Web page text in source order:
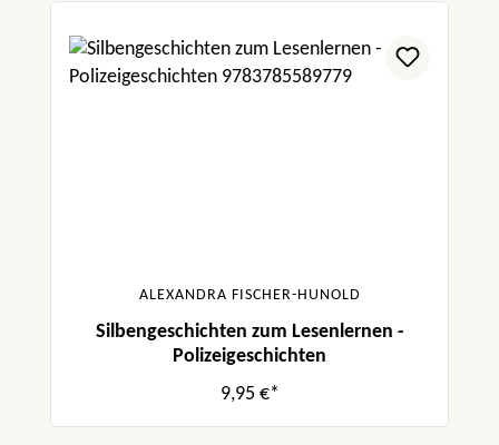
ALEXANDRA FISCHER-HUNOLD
Silbengeschichten zum Lesenlernen -
Polizeigeschichten
9,95 €*